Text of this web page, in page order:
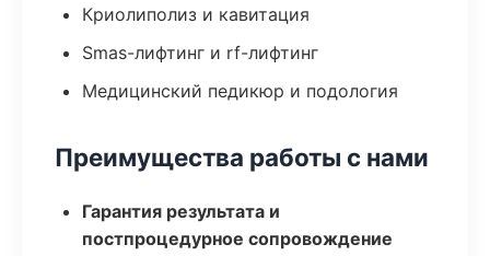
Криолиполиз и кавитация
Smas-лифтинг и rf-лифтинг
Медицинский педикюр и подология
Преимущества работы с нами
Гарантия результата и
постпроцедурное сопровождение